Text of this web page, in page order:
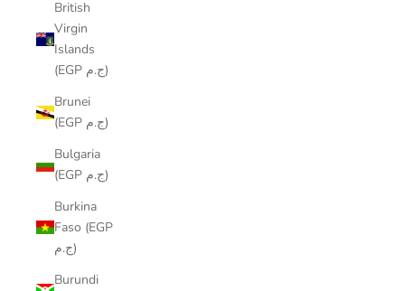
British
Virgin
Islands
(EGP ج.م)
Brunei
(EGP ج.م)
Bulgaria
(EGP ج.م)
Burkina
Faso (EGP
ج.م)
Burundi